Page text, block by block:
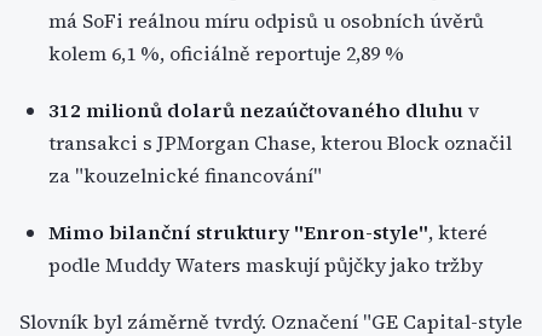
má SoFi reálnou míru odpisů u osobních úvěrů
kolem 6,1 %, oficiálně reportuje 2,89 %
312 milionů dolarů nezaúčtovaného dluhuv
transakci s JPMorgan Chase, kterou Block označil
za "kouzelnické financování"
Mimo bilanční struktury "Enron-style", které
podle Muddy Waters maskují půjčky jako tržby
Slovník byl záměrně tvrdý. Označení "GE Capital-style